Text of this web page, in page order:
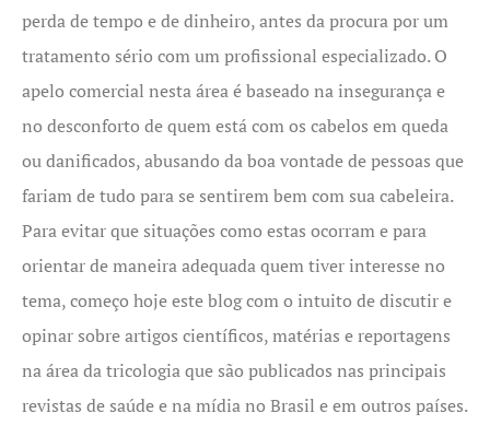
perda de tempo e de dinheiro, antes da procura por um
tratamento sério com um profissional especializado. O
apelo comercial nesta área é baseado na insegurança e
no desconforto de quem está com os cabelos em queda
ou danificados, abusando da boa vontade de pessoas que
fariam de tudo para se sentirem bem com sua cabeleira.
Para evitar que situações como estas ocorram e para
orientar de maneira adequada quem tiver interesse no
tema, começo hoje este blog com o intuito de discutir e
opinar sobre artigos científicos, matérias e reportagens
na área da tricologia que são publicados nas principais
revistas de saúde e na mídia no Brasil e em outros países.